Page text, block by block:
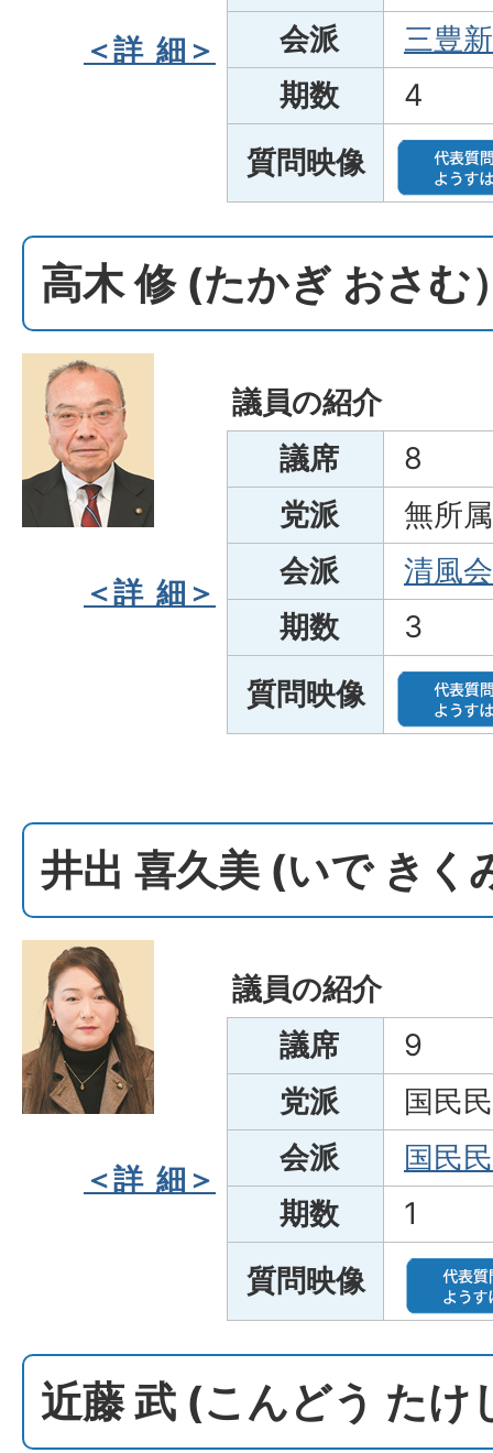
＜詳 細＞
会派
三豊
期数
4
質問映像
高木 修 (たかぎ おさむ
＜詳 細＞
議員の紹介
議席
8
党派
無所属
会派
清風会
期数
3
質問映像
井出 喜久美 (いで きく
＜詳 細＞
議員の紹介
議席
9
党派
国民
会派
国民
期数
1
質問映像
近藤 武 (こんどう たけ